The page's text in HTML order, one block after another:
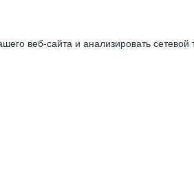
веб-сайта и анализировать сетевой